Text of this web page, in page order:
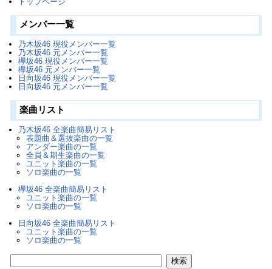
メンバー一覧
乃木坂46 現役メンバー一覧
乃木坂46 元メンバー一覧
欅坂46 現役メンバー一覧
欅坂46 元メンバー一覧
日向坂46 現役メンバー一覧
日向坂46 元メンバー一覧
楽曲リスト
乃木坂46 全楽曲簡易リスト
表題曲＆選抜楽曲の一覧
アンダー楽曲の一覧
全員＆期生楽曲の一覧
ユニット楽曲の一覧
ソロ楽曲の一覧
欅坂46 全楽曲簡易リスト
ユニット楽曲の一覧
ソロ楽曲の一覧
日向坂46 全楽曲簡易リスト
ユニット楽曲の一覧
ソロ楽曲の一覧